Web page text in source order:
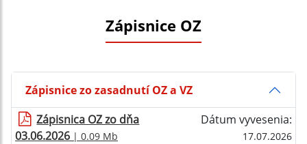
Zápisnice OZ
Zápisnice zo zasadnutí OZ a VZ
Zápisnica OZ zo dňa
03.06.2026 | 0.09 Mb
Dátum vyvesenia:
17.07.2026